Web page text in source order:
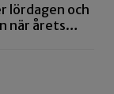
lördagen och
när årets…